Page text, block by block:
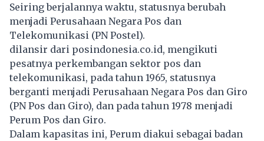
Seiring berjalannya waktu, statusnya berubah
menjadi Perusahaan Negara Pos dan
Telekomunikasi (PN Postel).
dilansir dari posindonesia.co.id, mengikuti
pesatnya perkembangan sektor pos dan
telekomunikasi, pada tahun 1965, statusnya
berganti menjadi Perusahaan Negara Pos dan Giro
(PN Pos dan Giro), dan pada tahun 1978 menjadi
Perum Pos dan Giro.
Dalam kapasitas ini, Perum diakui sebagai badan